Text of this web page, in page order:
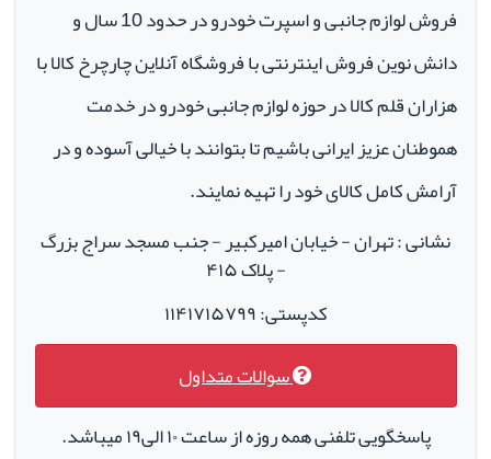
فروش لوازم جانبی و اسپرت خودرو در حدود 10 سال و
دانش نوین فروش اینترنتی با فروشگاه آنلاین چارچرخ کالا با
هزاران قلم کالا در حوزه لوازم جانبی خودرو در خدمت
هموطنان عزیز ایرانی باشیم تا بتوانند با خیالی آسوده و در
آرامش کامل کالای خود را تهیه نمایند.
نشانی : تهران - خیابان امیرکبیر - جنب مسجد سراج بزرگ
- پلاک ۴۱۵
کدپستی: ۱۱۴۱۷۱۵۷۹۹
سوالات متداول
پاسخگویی تلفنی همه روزه از ساعت ۱۰ الی۱۹ میباشد.